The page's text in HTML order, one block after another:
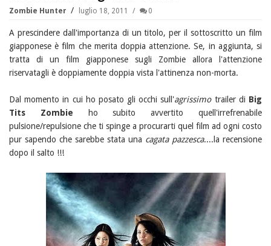
Zombie Hunter luglio 18, 2011 0
A prescindere dall'importanza di un titolo, per il sottoscritto un film
giapponese è film che merita doppia attenzione. Se, in aggiunta, si
tratta di un film giapponese sugli Zombie allora l'attenzione
riservatagli è doppiamente doppia vista l'attinenza non-morta.
Dal momento in cui ho posato gli occhi sull'agrissimotrailer di Big
Tits Zombie ho subito avvertito quell'irrefrenabile
pulsione/repulsione che ti spinge a procurarti quel film ad ogni costo
pur sapendo che sarebbe stata una cagata pazzesca....la recensione
dopo il salto !!!